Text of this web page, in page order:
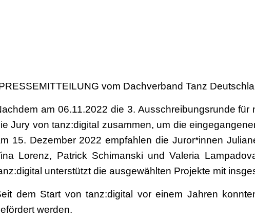
vom Dachverband Tanz
am 06.11.2022 die 3. Ausschreibungsrunde
Jury von tanz:digital zusammen, um die
15. Dezember 2022 empfahlen die Juror*innen
Lorenz, Patrick Schimanski und Valeria
unterstützt die ausgewählten Projekte mit
dem Start von tanz:digital vor einem Jahren
werden.